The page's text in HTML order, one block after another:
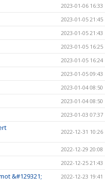
2023-01-06 16:33
2023-01-05 21:45
2023-01-05 21:43
2023-01-05 16:25
2023-01-05 16:24
2023-01-05 09:43
2023-01-04 08:50
2023-01-04 08:50
2023-01-03 07:37
2022-12-31 10:26
2022-12-29 20:08
2022-12-25 21:43
&#129321; 2022-12-23 19:41